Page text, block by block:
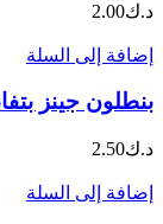
د.ك2.00
إضافة إلى السلة
بنطلون جينز
د.ك2.50
إضافة إلى السلة